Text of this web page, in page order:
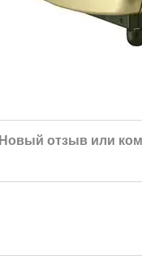
Новый отзыв или